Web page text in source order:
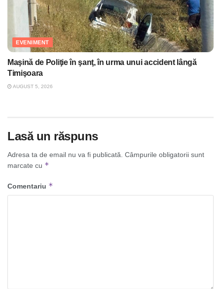
EVENIMENT
Maşină de Poliţie în şanţ, în urma unui accident lângă
Timişoara
AUGUST 5, 2026
Lasă un răspuns
Adresa ta de email nu va fi publicată. Câmpurile obligatorii sunt
marcate cu *
Comentariu *